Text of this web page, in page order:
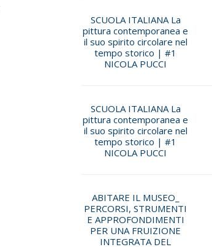
SCUOLA ITALIANA La
pittura contemporanea e
il suo spirito circolare nel
tempo storico | #1
NICOLA PUCCI
SCUOLA ITALIANA La
pittura contemporanea e
il suo spirito circolare nel
tempo storico | #1
NICOLA PUCCI
ABITARE IL MUSEO_
PERCORSI, STRUMENTI
E APPROFONDIMENTI
PER UNA FRUIZIONE
INTEGRATA DEL